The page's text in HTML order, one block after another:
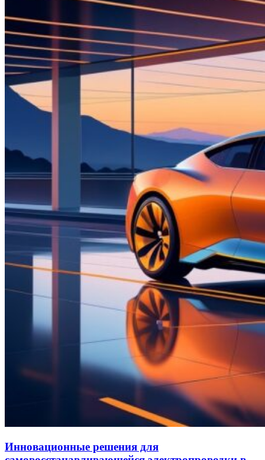
Инновационные решения для